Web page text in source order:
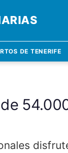
DE TENERIFE